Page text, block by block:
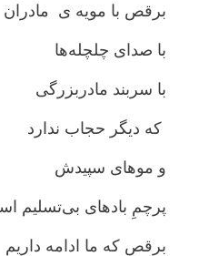
برقص با مویه ی مادران
با صدای چلچله‌ها
با سربند مادربزرگی
که دیگر حجاب ندارد
و موهای سپیدش
پرچمِ بادهای بی‌تسلیم است
برقص که ما ادامه داریم